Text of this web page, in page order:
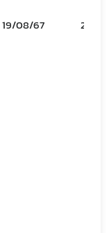
19/08/67 20/